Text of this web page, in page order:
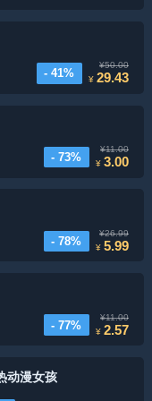
- 41%
¥50.00
¥29.43
- 73%
¥11.00
¥3.00
- 78%
¥26.99
¥5.99
- 77%
¥11.00
¥2.57
动漫女孩